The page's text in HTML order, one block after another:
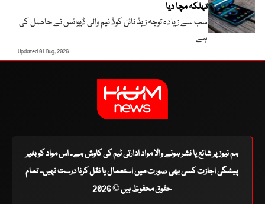
تہلکہ مچا دیا
سب سے زیادہ توجہ زیڈ نائن کوڈ نیم والی ڈیوائس نے حاصل کی
ہے
Updated 01 Aug, 2026
ہم نیوز پر شائع یا نشر ہونے والا مواد ادارتی ٹیم کی کاوش ہے۔ اس مواد کو بغیر
پیشگی اجازت کسی بھی صورت میں استعمال یا نقل کرنا درست نہیں۔ تمام
حقوق محفوظ ہیں © 2026